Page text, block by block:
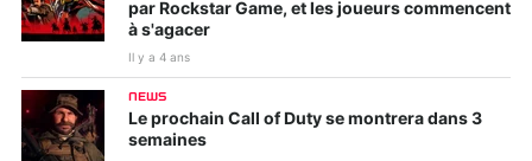
par Rockstar Game, et les joueurs commencent
à s'agacer
Il y a 4 ans
NEWS
Le prochain Call of Duty se montrera dans 3
semaines